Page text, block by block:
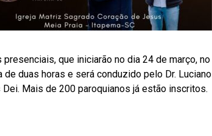
que iniciarão no dia 24 de março, no
duas horas e será conduzido pelo Dr. Luciano
Mais de 200 paroquianos já estão inscritos.